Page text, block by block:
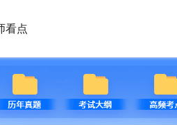
看点